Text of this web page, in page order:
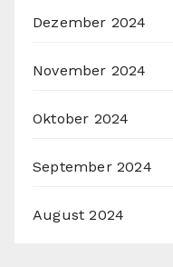
Dezember 2024
November 2024
Oktober 2024
September 2024
August 2024